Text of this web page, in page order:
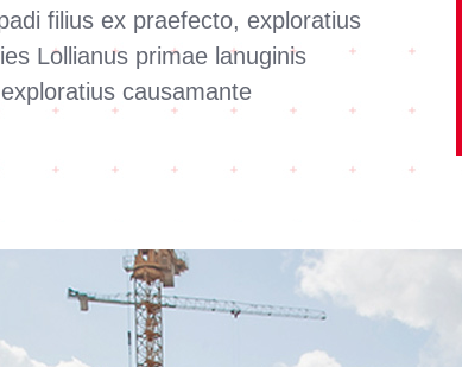
filius ex praefecto, exploratius
Lollianus primae lanuginis
causamante